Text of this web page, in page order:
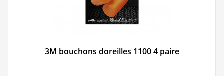
3M bouchons doreilles 1100 4 paire